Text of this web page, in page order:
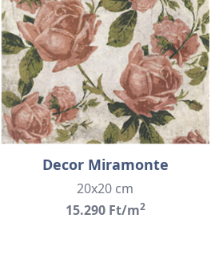
Decor Miramonte
20x20 cm
15.290 Ft/m2